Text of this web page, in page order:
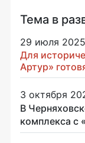
Тема в
29 июля
Для
Артур»
3 октября
В
комплекса с